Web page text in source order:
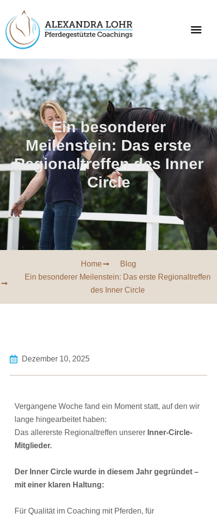
Ein besonderer
Meilenstein: Das erste
Regionaltreffen des Inner
Circle
Home
Blog
Ein besonderer Meilenstein: Das erste Regionaltreffen
des Inner Circle
Dezember 10, 2025
Vergangene Woche fand ein Moment statt, auf den wir
lange hingearbeitet haben:
Das allererste Regionaltreffen unserer Inner-Circle-
Mitglieder.
Der Inner Circle wurde in diesem Jahr gegründet –
mit einer klaren Haltung:
Für Qualität im Coaching mit Pferden, für